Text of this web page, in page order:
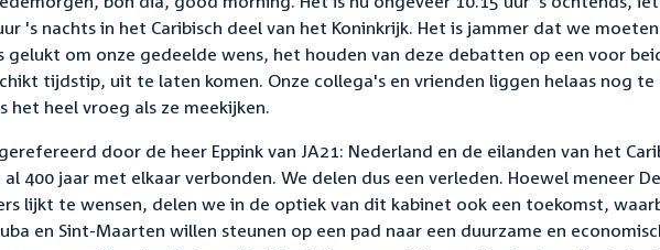
's nachts in het Caribisch deel van het Koninkrijk. Het is jammer dat we moeten
om onze gedeelde wens, het houden van deze debatten op een voor
tijdstip, uit te laten komen. Onze collega's en vrienden liggen helaas nog te
het heel vroeg als ze meekijken.
door de heer Eppink van JA21: Nederland en de eilanden van het
400 jaar met elkaar verbonden. We delen dus een verleden. Hoewel meneer De
lijkt te wensen, delen we in de optiek van dit kabinet ook een toekomst,
en Sint-Maarten willen steunen op een pad naar een duurzame en